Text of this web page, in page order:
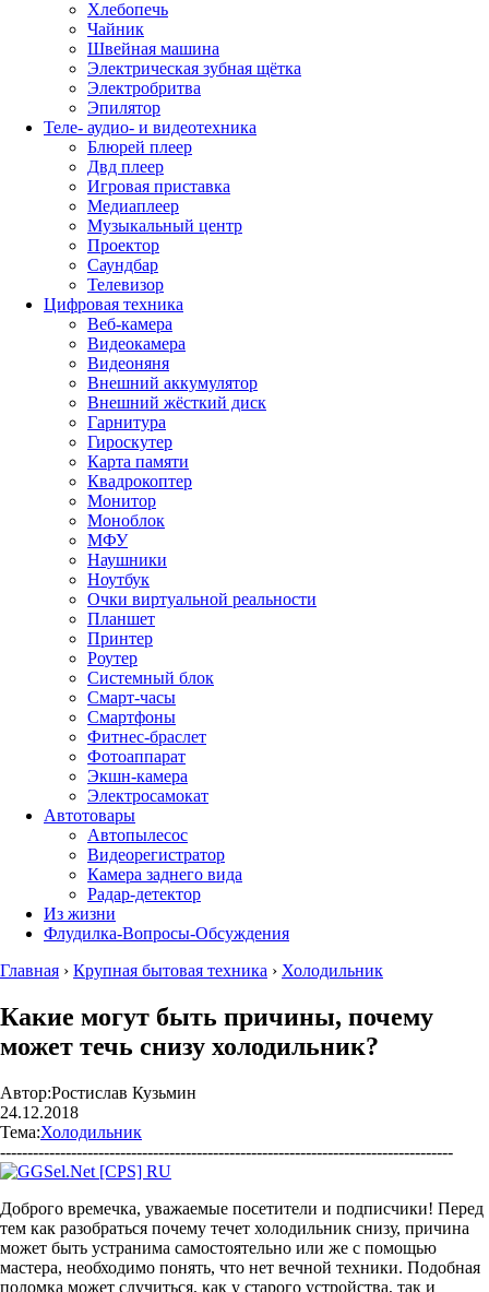
Хлебопечь
Чайник
Швейная машина
Электрическая зубная щётка
Электробритва
Эпилятор
Теле- аудио- и видеотехника
Блюрей плеер
Двд плеер
Игровая приставка
Медиаплеер
Музыкальный центр
Проектор
Саундбар
Телевизор
Цифровая техника
Веб-камера
Видеокамера
Видеоняня
Внешний аккумулятор
Внешний жёсткий диск
Гарнитура
Гироскутер
Карта памяти
Квадрокоптер
Монитор
Моноблок
МФУ
Наушники
Ноутбук
Очки виртуальной реальности
Планшет
Принтер
Роутер
Системный блок
Смарт-часы
Смартфоны
Фитнес-браслет
Фотоаппарат
Экшн-камера
Электросамокат
Автотовары
Автопылесос
Видеорегистратор
Камера заднего вида
Радар-детектор
Из жизни
Флудилка-Вопросы-Обсуждения
Главная › Крупная бытовая техника › Холодильник
Какие могут быть причины, почему
может течь снизу холодильник?
Автор:Ростислав Кузьмин
24.12.2018
Тема:Холодильник
-----------------------------------------------------------------------------------
Доброго времечка, уважаемые посетители и подписчики! Перед
тем как разобраться почему течет холодильник снизу, причина
может быть устранима самостоятельно или же с помощью
мастера, необходимо понять, что нет вечной техники. Подобная
поломка может случиться, как у старого устройства, так и